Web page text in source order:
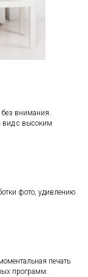
без внимания.
вид с высоким
фото, удивлению
печать
программ.